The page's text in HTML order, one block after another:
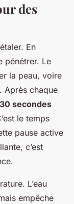
des
En
pénétrer. Le
la peau, voire
Après chaque
secondes
le temps
pause active
c’est
L’eau
empêche